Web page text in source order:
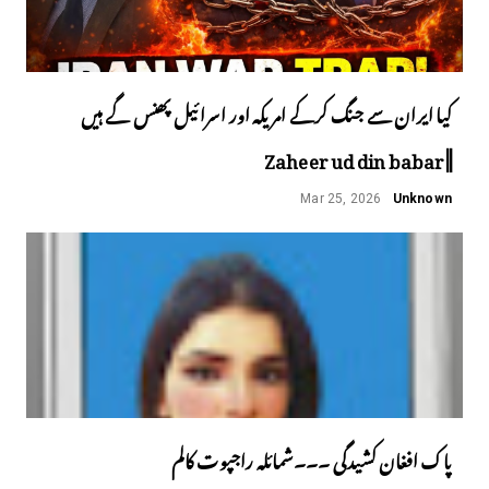
کیا ایران سے جنگ کرکے امریکہ اور اسرائیل پھنس گے ہیں
||Zaheer ud din babar
Unknown
Mar 25, 2026
پاک افغان کشیدگی ۔۔۔شمائلہ راجپوت کالم